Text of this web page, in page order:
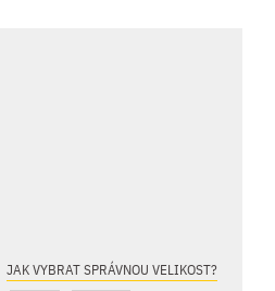
JAK VYBRAT SPRÁVNOU VELIKOST?